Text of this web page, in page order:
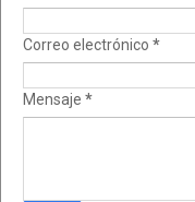
Correo electrónico *
Mensaje *